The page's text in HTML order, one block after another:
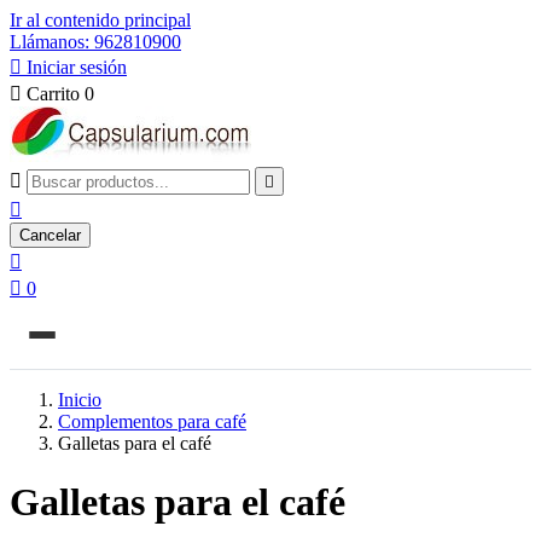
Ir al contenido principal
Llámanos: 962810900
 Iniciar sesión
 Carrito 0
 

Cancelar

 0
Inicio
Complementos para café
Galletas para el café
Galletas para el café